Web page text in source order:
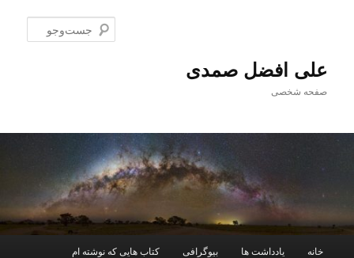
علی افضل صمدی
صفحه شخصی
خانه یادداشت ها بیوگرافی کتاب هایی که نوشته ام